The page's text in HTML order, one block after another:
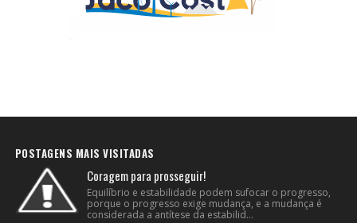
POSTAGENS MAIS VISITADAS
Coragem para prosseguir!
Equilíbrio e estabilidade podem sufocar o progresso,
porque o progresso exige mudança, e a mudança é
considerada a antítese da estabilid...